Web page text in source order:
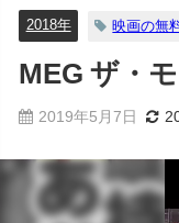
2018年 映画の無
MEG ザ・
2019年5月7日